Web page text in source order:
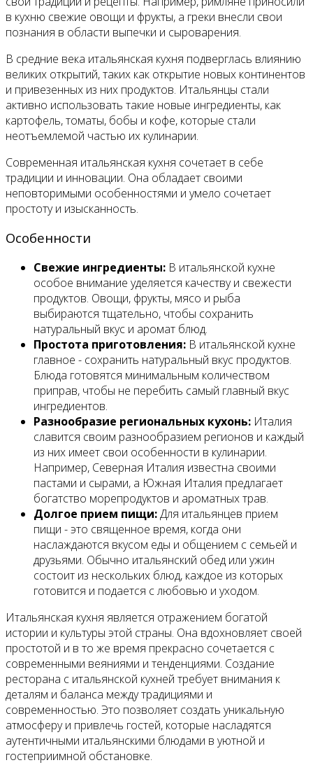
в кухню свежие овощи и фрукты, а греки внесли свои
познания в области выпечки и сыроварения.
В средние века итальянская кухня подверглась влиянию
великих открытий, таких как открытие новых континентов
и привезенных из них продуктов. Итальянцы стали
активно использовать такие новые ингредиенты, как
картофель, томаты, бобы и кофе, которые стали
неотъемлемой частью их кулинарии.
Современная итальянская кухня сочетает в себе
традиции и инновации. Она обладает своими
неповторимыми особенностями и умело сочетает
простоту и изысканность.
Особенности
Свежие ингредиенты: В итальянской кухне
особое внимание уделяется качеству и свежести
продуктов. Овощи, фрукты, мясо и рыба
выбираются тщательно, чтобы сохранить
натуральный вкус и аромат блюд.
Простота приготовления: В итальянской кухне
главное - сохранить натуральный вкус продуктов.
Блюда готовятся минимальным количеством
приправ, чтобы не перебить самый главный вкус
ингредиентов.
Разнообразие региональных кухонь: Италия
славится своим разнообразием регионов и каждый
из них имеет свои особенности в кулинарии.
Например, Северная Италия известна своими
пастами и сырами, а Южная Италия предлагает
богатство морепродуктов и ароматных трав.
Долгое прием пищи:Для итальянцев прием
пищи - это священное время, когда они
наслаждаются вкусом еды и общением с семьей и
друзьями. Обычно итальянский обед или ужин
состоит из нескольких блюд, каждое из которых
готовится и подается с любовью и уходом.
Итальянская кухня является отражением богатой
истории и культуры этой страны. Она вдохновляет своей
простотой и в то же время прекрасно сочетается с
современными веяниями и тенденциями. Создание
ресторана с итальянской кухней требует внимания к
деталям и баланса между традициями и
современностью. Это позволяет создать уникальную
атмосферу и привлечь гостей, которые насладятся
аутентичными итальянскими блюдами в уютной и
гостеприимной обстановке.